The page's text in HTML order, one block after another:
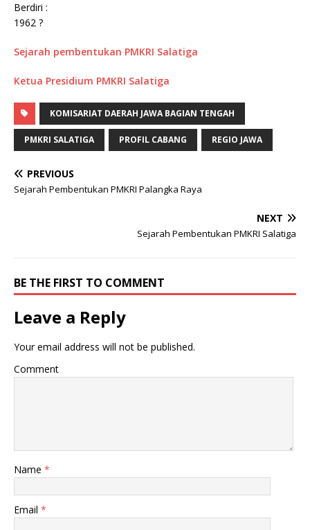
Berdiri :
1962 ?
Sejarah pembentukan PMKRI Salatiga
Ketua Presidium PMKRI Salatiga
KOMISARIAT DAERAH JAWA BAGIAN TENGAH
PMKRI SALATIGA PROFIL CABANG REGIO JAWA
PREVIOUS
Sejarah Pembentukan PMKRI Palangka Raya
NEXT
Sejarah Pembentukan PMKRI Salatiga
BE THE FIRST TO COMMENT
Leave a Reply
Your email address will not be published.
Comment
Name *
Email *